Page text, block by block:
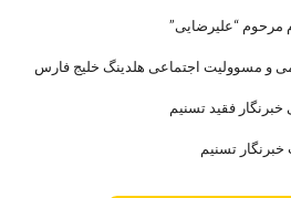
مرحوم “علیرضایی”
و مسوولیت اجتماعی هلدینگ خلیج فارس
فقید تسنیم
تسنیم